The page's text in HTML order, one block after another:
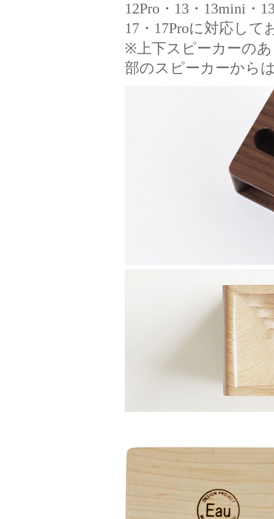
12Pro・13・13mini・
17・17Proに対応して
※上下スピーカーの
部のスピーカーから